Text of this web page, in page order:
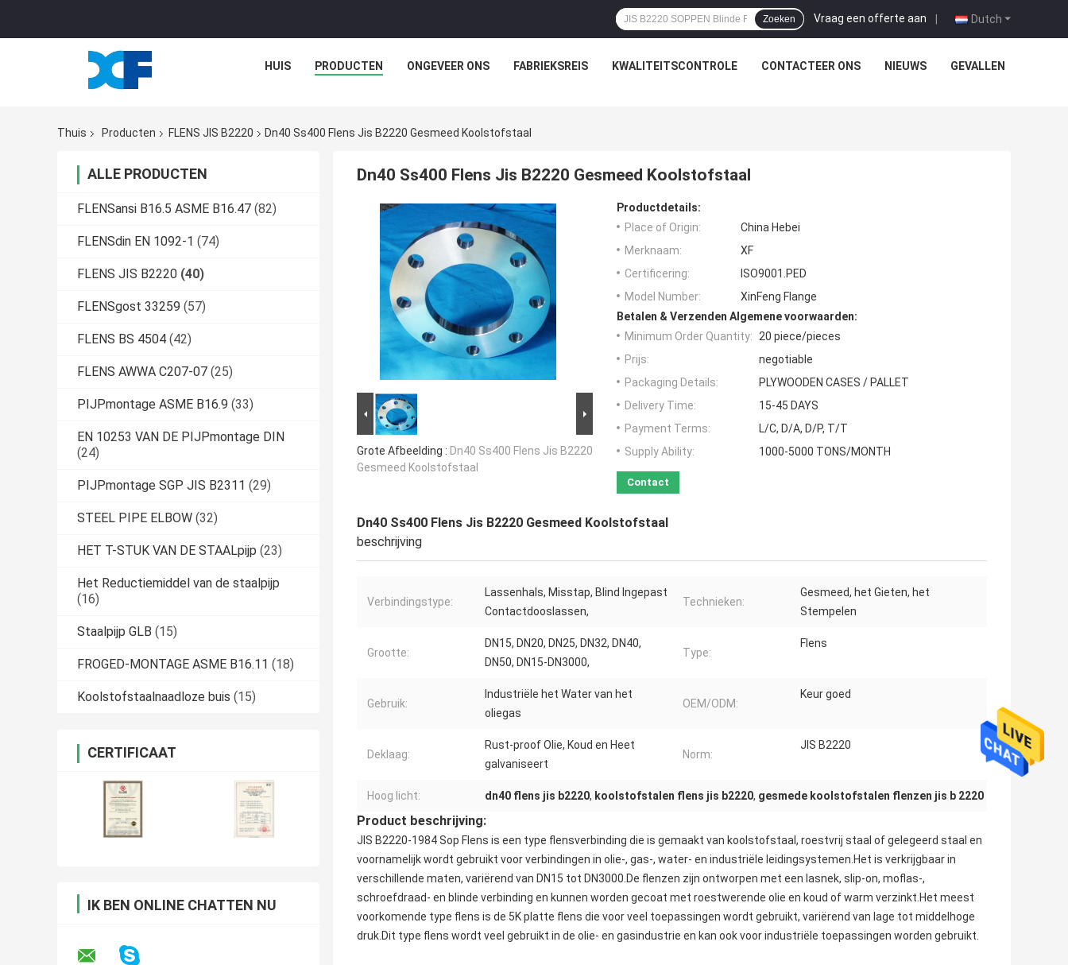
Dutch
Vraag een offerte aan |
Zoeken
HUIS PRODUCTEN ONGEVEER ONS FABRIEKSREIS KWALITEITSCONTROLE CONTACTEER ONS NIEUWS GEVALLEN
Thuis Producten FLENS JIS B2220 Dn40 Ss400 Flens Jis B2220 Gesmeed Koolstofstaal
ALLE PRODUCTEN
FLENSansi B16.5 ASME B16.47 (82)
FLENSdin EN 1092-1 (74)
FLENS JIS B2220 (40)
FLENSgost 33259 (57)
FLENS BS 4504 (42)
FLENS AWWA C207-07 (25)
PIJPmontage ASME B16.9 (33)
EN 10253 VAN DE PIJPmontage DIN
(24)
PIJPmontage SGP JIS B2311 (29)
STEEL PIPE ELBOW (32)
HET T-STUK VAN DE STAALpijp (23)
Het Reductiemiddel van de staalpijp
(16)
Staalpijp GLB (15)
FROGED-MONTAGE ASME B16.11 (18)
Koolstofstaalnaadloze buis (15)
CERTIFICAAT
IK BEN ONLINE CHATTEN NU
Dn40 Ss400 Flens Jis B2220 Gesmeed Koolstofstaal
Grote Afbeelding : Dn40 Ss400 Flens Jis B2220
Gesmeed Koolstofstaal
Productdetails:
Place of Origin:
China Hebei
Merknaam:
XF
Certificering:
ISO9001.PED
Model Number:
XinFeng Flange
Betalen & Verzenden Algemene voorwaarden:
Minimum Order Quantity: 20 piece/pieces
Prijs:
negotiable
Packaging Details:
PLYWOODEN CASES / PALLET
Delivery Time:
15-45 DAYS
Payment Terms:
L/C, D/A, D/P, T/T
Supply Ability:
1000-5000 TONS/MONTH
Contact
Dn40 Ss400 Flens Jis B2220 Gesmeed Koolstofstaal
beschrijving
Verbindingstype:
Lassenhals, Misstap, Blind Ingepast
Contactdooslassen,
Technieken:
Gesmeed, het Gieten, het
Stempelen
Grootte:
DN15, DN20, DN25, DN32, DN40,
DN50, DN15-DN3000,
Type:
Flens
Gebruik:
Industriële het Water van het
oliegas
OEM/ODM:
Keur goed
Deklaag:
Rust-proof Olie, Koud en Heet
galvaniseert
Norm:
JIS B2220
Hoog licht: dn40 flens jis b2220, koolstofstalen flens jis b2220, gesmede koolstofstalen flenzen jis b 2220
Product beschrijving:
JIS B2220-1984 Sop Flens is een type flensverbinding die is gemaakt van koolstofstaal, roestvrij staal of gelegeerd staal en
voornamelijk wordt gebruikt voor verbindingen in olie-, gas-, water- en industriële leidingsystemen.Het is verkrijgbaar in
verschillende maten, variërend van DN15 tot DN3000.De flenzen zijn ontworpen met een lasnek, slip-on, moflas-,
schroefdraad- en blinde verbinding en kunnen worden gecoat met roestwerende olie en koud of warm verzinkt.Het meest
voorkomende type flens is de 5K platte flens die voor veel toepassingen wordt gebruikt, variërend van lage tot middelhoge
druk.Dit type flens wordt veel gebruikt in de olie- en gasindustrie en kan ook voor industriële toepassingen worden gebruikt.